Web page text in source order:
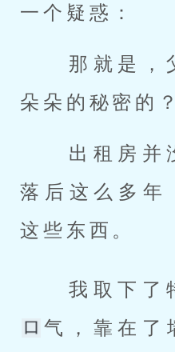
一个疑惑：
朵朵的秘密的
落后这么多年
这些东西。
我取下了
气，靠在了